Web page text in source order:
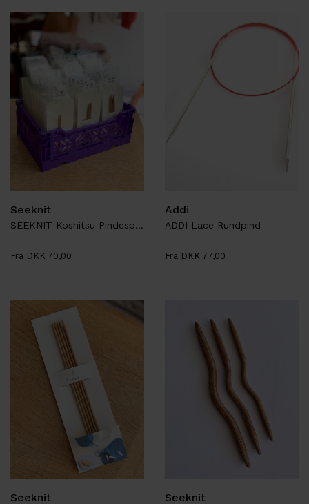
Seeknit
SEEKNIT Koshitsu Pindespidser
Fra DKK 70,00
Addi
ADDI Lace Rundpind
Fra DKK 77,00
Seeknit Seeknit